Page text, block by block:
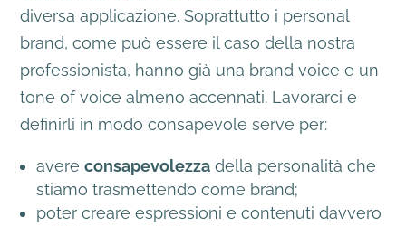
diversa applicazione. Soprattutto i personal
brand, come può essere il caso della nostra
professionista, hanno già una brand voice e un
tone of voice almeno accennati. Lavorarci e
definirli in modo consapevole serve per:
avereconsapevolezza della personalità che
stiamo trasmettendo come brand;
poter creare espressioni e contenuti davvero